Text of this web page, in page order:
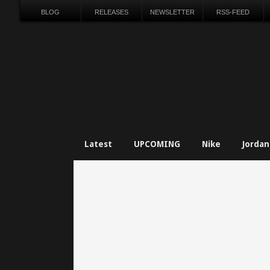
BLOG RELEASES NEWSLETTER RSS-FEED
Latest UPCOMING Nike Jordan